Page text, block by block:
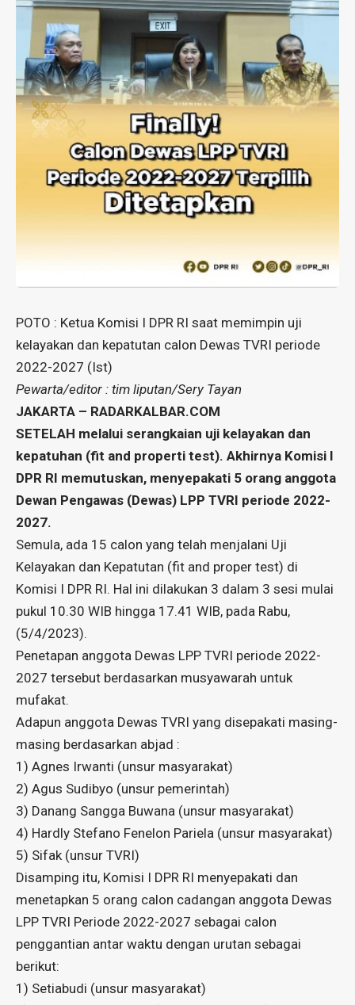
POTO : Ketua Komisi I DPR RI saat memimpin uji
kelayakan dan kepatutan calon Dewas TVRI periode
2022-2027 (Ist)
Pewarta/editor : tim liputan/Sery Tayan
JAKARTA – RADARKALBAR.COM
SETELAH melalui serangkaian uji kelayakan dan
kepatuhan (fit and properti test). Akhirnya Komisi I
DPR RI memutuskan, menyepakati 5 orang anggota
Dewan Pengawas (Dewas) LPP TVRI periode 2022-
2027.
Semula, ada 15 calon yang telah menjalani Uji
Kelayakan dan Kepatutan (fit and proper test) di
Komisi I DPR RI. Hal ini dilakukan 3 dalam 3 sesi mulai
pukul 10.30 WIB hingga 17.41 WIB, pada Rabu,
(5/4/2023).
Penetapan anggota Dewas LPP TVRI periode 2022-
2027 tersebut berdasarkan musyawarah untuk
mufakat.
Adapun anggota Dewas TVRI yang disepakati masing-
masing berdasarkan abjad :
1) Agnes Irwanti (unsur masyarakat)
2) Agus Sudibyo (unsur pemerintah)
3) Danang Sangga Buwana (unsur masyarakat)
4) Hardly Stefano Fenelon Pariela (unsur masyarakat)
5) Sifak (unsur TVRI)
Disamping itu, Komisi I DPR RI menyepakati dan
menetapkan 5 orang calon cadangan anggota Dewas
LPP TVRI Periode 2022-2027 sebagai calon
penggantian antar waktu dengan urutan sebagai
berikut:
1) Setiabudi (unsur masyarakat)